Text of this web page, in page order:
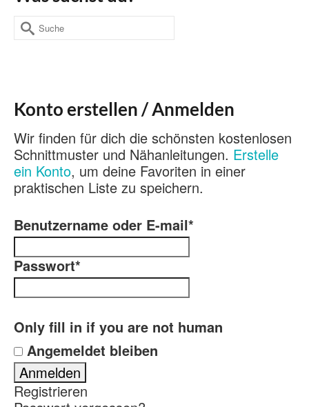
Suche
nach:
Konto erstellen / Anmelden
Wir finden für dich die schönsten kostenlosen
Schnittmuster und Nähanleitungen. Erstelle
ein Konto, um deine Favoriten in einer
praktischen Liste zu speichern.
Benutzername oder E-mail*
Passwort*
Only fill in if you are not human
Angemeldet bleiben
Registrieren